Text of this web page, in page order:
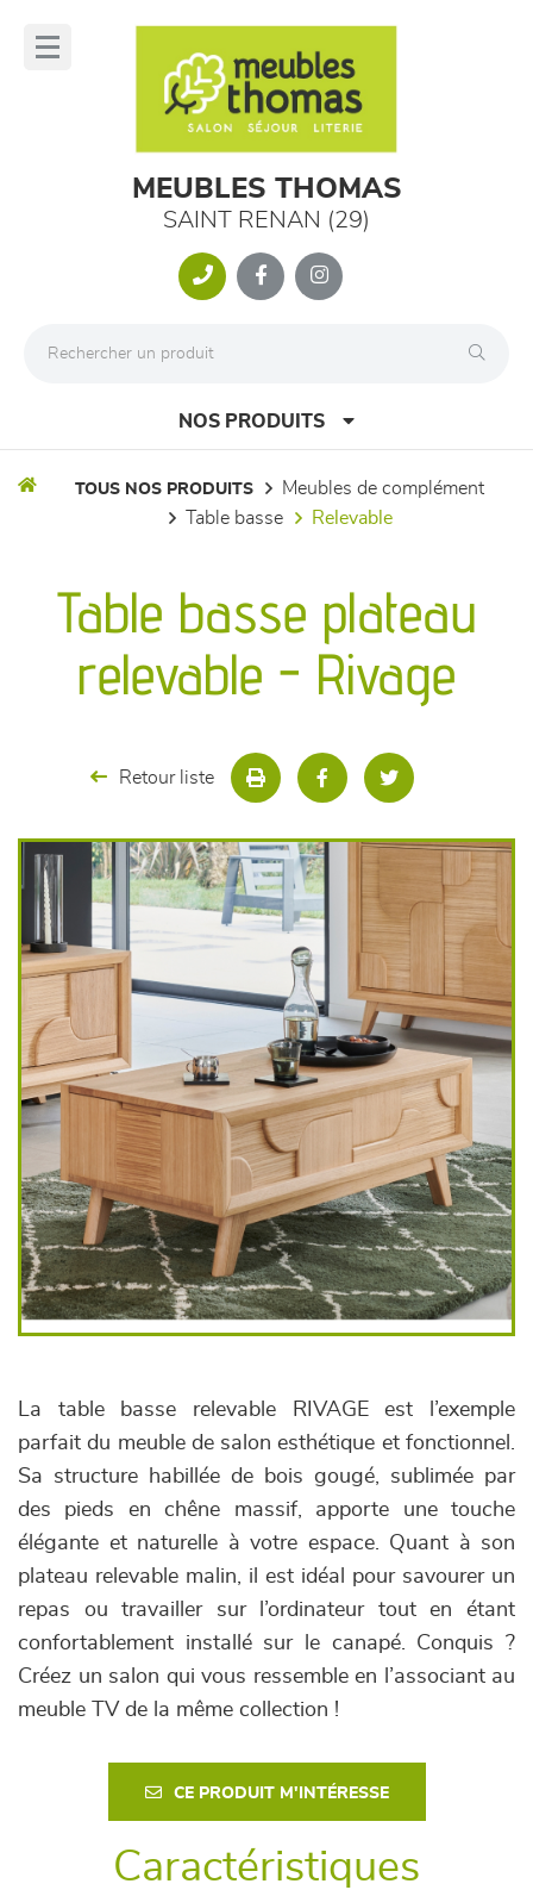
MEUBLES THOMAS
SAINT RENAN (29)
NOS PRODUITS
séjours
meubles de complément
décoration
TOUS NOS PRODUITS
meubles de complément
table basse
relevable
Table basse plateau
relevable - Rivage
Retour liste
La table basse relevable RIVAGE est l’exemple
parfait du meuble de salon esthétique et fonctionnel.
Sa structure habillée de bois gougé, sublimée par
des pieds en chêne massif, apporte une touche
élégante et naturelle à votre espace. Quant à son
plateau relevable malin, il est idéal pour savourer un
repas ou travailler sur l’ordinateur tout en étant
confortablement installé sur le canapé. Conquis ?
Créez un salon qui vous ressemble en l’associant au
meuble TV de la même collection !
CE PRODUIT M'INTÉRESSE
Caractéristiques